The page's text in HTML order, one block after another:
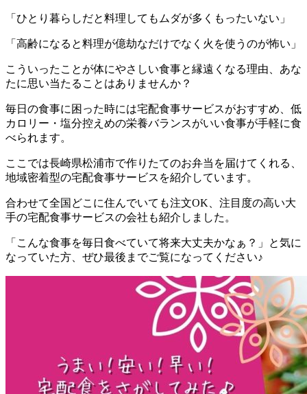
「ひとり暮らしだと料理してもムダが多くもったいない」
「高齢になると料理が億劫なだけでなく火を使うのが怖い」
こういったことが体にやさしい食事と縁遠くなる理由、あな
たに思い当たることはありませんか？
毎日の食事に困った時には宅配食事サービスがおすすめ、低
カロリー・塩分控えめの栄養バランスがいい食事が手軽に食
べられます。
ここでは長崎県松浦市で作りたてのお弁当を届けてくれる、
地域密着型の宅配食事サービスを紹介しています。
合わせて全国どこに住んでいても注文OK、注目度の高い大
手の宅配食事サービスの会社も紹介 しました。
「こんな食事を毎日食べていて将来大丈夫かなぁ？」と気に
なっていた方、ぜひ最後までご覧になってください♪